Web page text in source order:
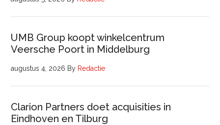
UMB Group koopt winkelcentrum
Veersche Poort in Middelburg
augustus 4, 2026 By Redactie
Clarion Partners doet acquisities in
Eindhoven en Tilburg